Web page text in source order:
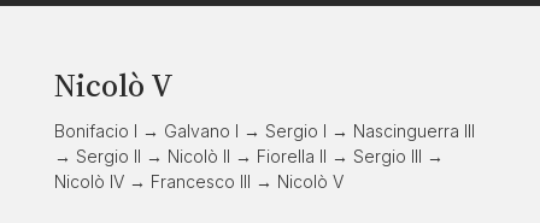
Nicolò V
Bonifacio I → Galvano I → Sergio I → Nascinguerra III
→ Sergio II → Nicolò II → Fiorella II → Sergio III →
Nicolò IV → Francesco III → Nicolò V